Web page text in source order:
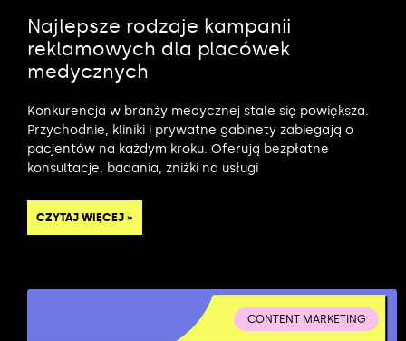
Najlepsze rodzaje kampanii
reklamowych dla placówek
medycznych
Konkurencja w branży medycznej stale się powiększa.
Przychodnie, kliniki i prywatne gabinety zabiegają o
pacjentów na każdym kroku. Oferują bezpłatne
konsultacje, badania, zniżki na usługi
CZYTAJ WIĘCEJ »
CONTENT MARKETING